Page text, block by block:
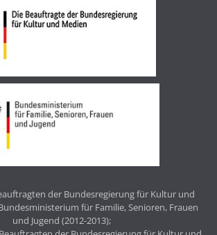
der Bundesregierung für Kultur und
für Familie, Senioren, Frauen
und Jugend (2012-2013);